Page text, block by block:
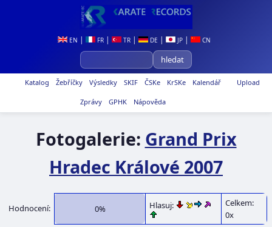
EN | FR | TR | DE | JP | CN
Upload
Katalog Žebříčky Výsledky SKIF ČSKe KrSKe Kalendář
Zprávy GPHK Nápověda
Fotogalerie: Grand Prix
Hradec Králové 2007
Hodnocení: 0% Hlasuj:
Celkem:
0x